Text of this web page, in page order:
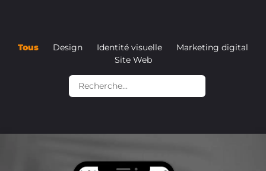
Tous Design Identité visuelle
Marketing digital
Site Web